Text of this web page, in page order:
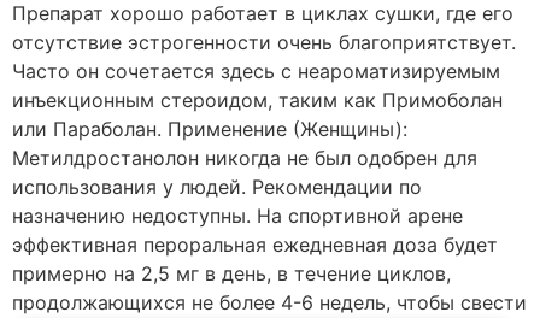
Препарат хорошо работает в циклах сушки, где его
отсутствие эстрогенности очень благоприятствует.
Часто он сочетается здесь с неароматизируемым
инъекционным стероидом, таким как Примоболан
или Параболан. Применение (Женщины):
Метилдростанолон никогда не был одобрен для
использования у людей. Рекомендации по
назначению недоступны. На спортивной арене
эффективная пероральная ежедневная доза будет
примерно на 2,5 мг в день, в течение циклов,
продолжающихся не более 4-6 недель, чтобы свести